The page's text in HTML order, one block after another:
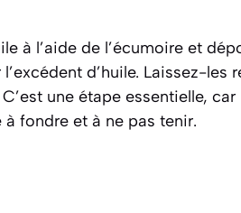
à l’aide de l’écumoire et
d’huile. Laissez-les
une étape essentielle,
fondre et à ne pas tenir.